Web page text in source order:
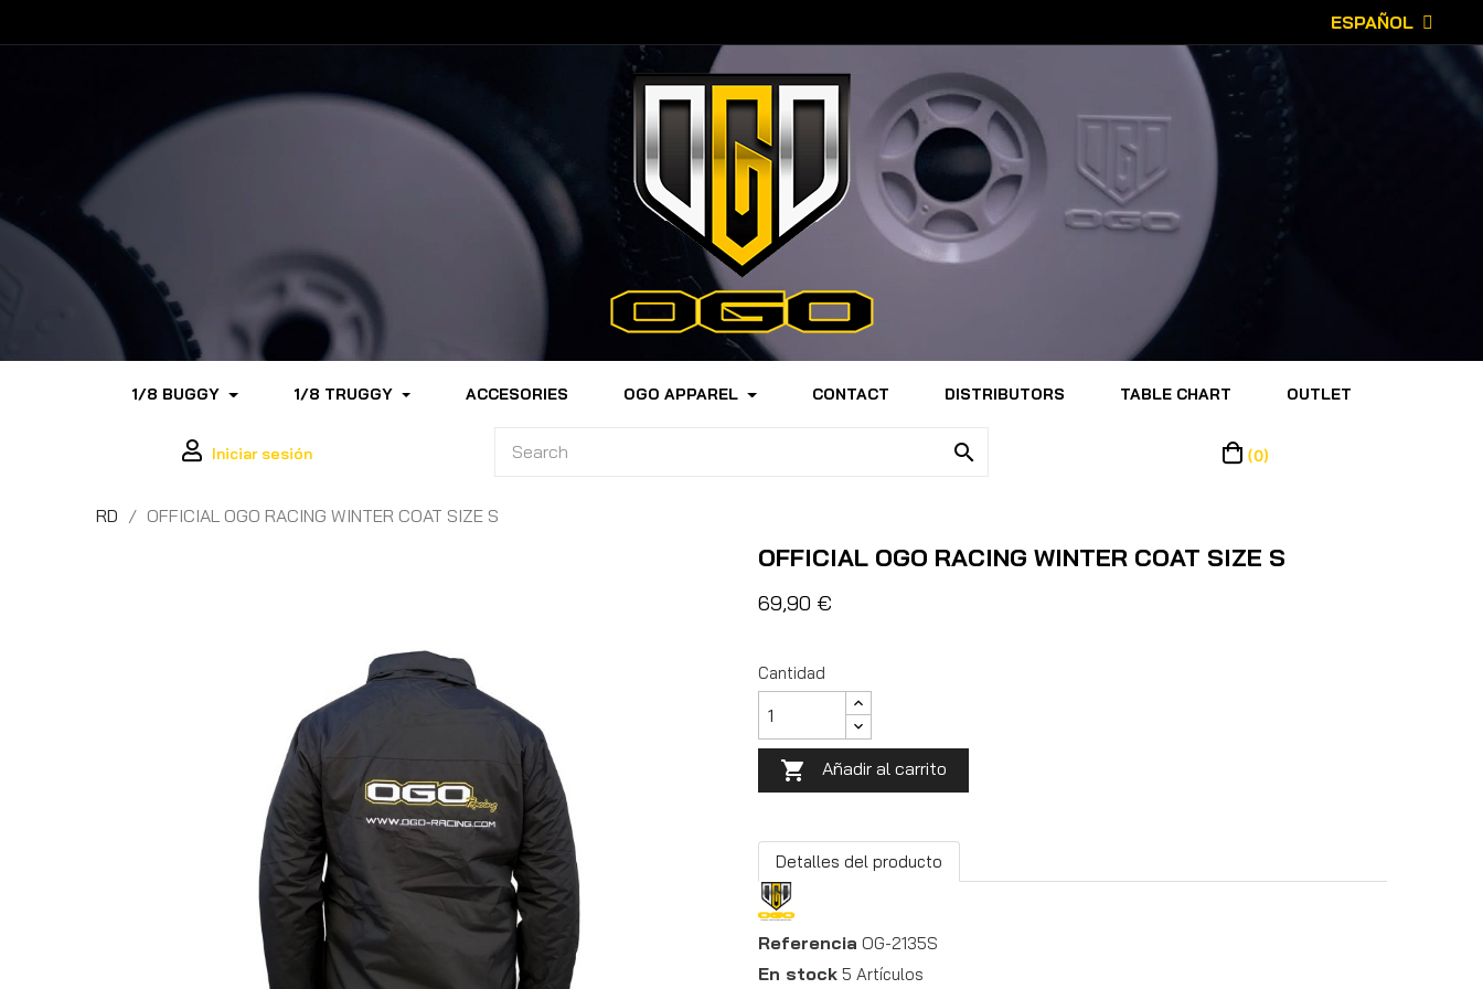
ESPAÑOL
1/8 BUGGY 1/8 TRUGGY ACCESORIES OGO APPAREL CONTACT DISTRIBUTORS TABLE CHART OUTLET
Iniciar sesión search (0)
RD OFFICIAL OGO RACING WINTER COAT SIZE S
OFFICIAL OGO RACING WINTER COAT SIZE S
69,90 €
Cantidad
 Añadir al carrito
Detalles del producto
Referencia OG-2135S
En stock 5 Artículos